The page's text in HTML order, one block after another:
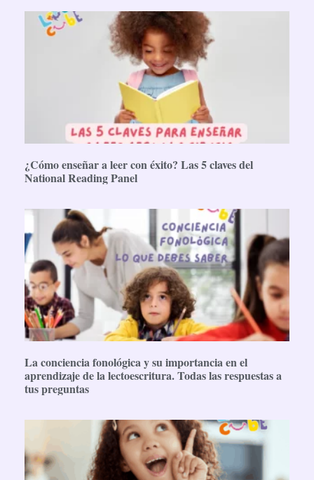
¿Cómo enseñar a leer con éxito? Las 5 claves del
National Reading Panel
La conciencia fonológica y su importancia en el
aprendizaje de la lectoescritura. Todas las respuestas a
tus preguntas